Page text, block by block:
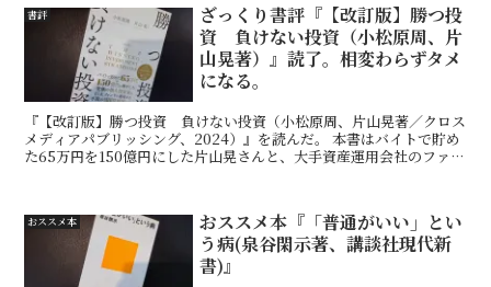
書評
ざっくり書評『【改訂版】勝つ投
資 負けない投資（小松原周、片
山晃著）』読了。相変わらずタメ
になる。
『【改訂版】勝つ投資 負けない投資（小松原周、片山晃著／クロス
メディアパブリッシング、2024）』を読んだ。 本書はバイトで貯め
た65万円を150億円にした片山晃さんと、大手資産運用会社のファン
おススメ本
おススメ本『「普通がいい」とい
う病(泉谷閑示著、講談社現代新
書)』